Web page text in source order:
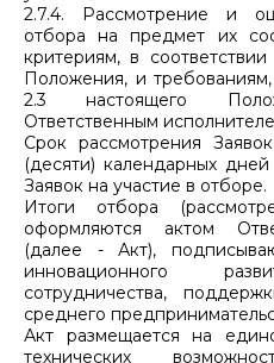
2.7.4. Рассмотрение и
отбора на предмет их
критериям, в
Положения, и
2.3 настоящего
Ответственным
Срок рассмотрения
(десяти) календарных
Заявок на участие в отборе.
Итоги отбора
оформляются актом
(далее - Акт),
инновационного
сотрудничества,
среднего
Акт размещается на
технических